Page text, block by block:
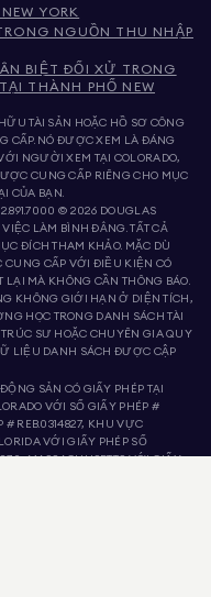
YORK
NGUỒN THU NHẬP
BIỆT ĐỐI XỬ TRONG
THÀNH PHỐ NEW
TÀI SẢN HOẶC HỒ SƠ CÔNG
CẤP. NÓ ĐƯỢC XEM LÀ ĐÁNG
NGƯỜI XEM TẠI COLORADO,
CUNG CẤP RIÊNG CHO MỤC
CỦA BẠN.
© 2026 DOUGLAS
VIỆC LÀM BÌNH ĐẲNG. TẤT CẢ
ĐÍCH THAM KHẢO. MẶC DÙ
CẤP VỚI ĐIỀU KIỆN CÓ
LẠI MÀ KHÔNG CẦN THÔNG BÁO.
KHÔNG GIỚI HẠN Ở DIỆN TÍCH,
HỌC TRONG DANH SÁCH TÀI
SƯ HOẶC CHUYÊN GIA QUY
LIỆU DANH SÁCH ĐƯỢC CẬP
SẢN CÓ GIẤY PHÉP TẠI
VỚI SỐ GIẤY PHÉP #
# REB.0314827, KHU VỰC
VỚI GIẤY PHÉP SỐ
MASSACHUSETTS VỚI GIẤY